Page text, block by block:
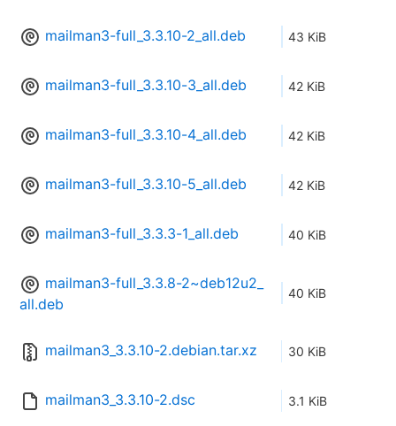
mailman3-full_3.3.10-2_all.deb 43 KiB
mailman3-full_3.3.10-3_all.deb 42 KiB
mailman3-full_3.3.10-4_all.deb 42 KiB
mailman3-full_3.3.10-5_all.deb 42 KiB
mailman3-full_3.3.3-1_all.deb 40 KiB
mailman3-full_3.3.8-2~deb12u2_
all.deb
40 KiB
mailman3_3.3.10-2.debian.tar.xz 30 KiB
mailman3_3.3.10-2.dsc 3.1 KiB